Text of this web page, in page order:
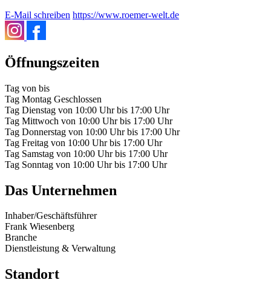
E-Mail schreiben https://www.roemer-welt.de
Öffnungszeiten
Tag von bis
Tag Montag Geschlossen
Tag Dienstag von 10:00 Uhr bis 17:00 Uhr
Tag Mittwoch von 10:00 Uhr bis 17:00 Uhr
Tag Donnerstag von 10:00 Uhr bis 17:00 Uhr
Tag Freitag von 10:00 Uhr bis 17:00 Uhr
Tag Samstag von 10:00 Uhr bis 17:00 Uhr
Tag Sonntag von 10:00 Uhr bis 17:00 Uhr
Das Unternehmen
Inhaber/Geschäftsführer
Frank Wiesenberg
Branche
Dienstleistung & Verwaltung
Standort